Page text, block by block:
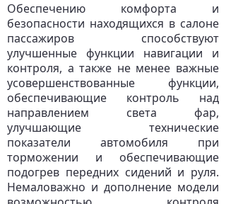
Обеспечению комфорта и
безопасности находящихся в салоне
пассажиров способствуют
улучшенные функции навигации и
контроля, а также не менее важные
усовершенствованные функции,
обеспечивающие контроль над
направлением света фар,
улучшающие технические
показатели автомобиля при
торможении и обеспечивающие
подогрев передних сидений и руля.
Немаловажно и дополнение модели